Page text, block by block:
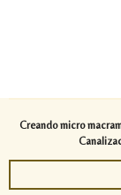
Creando micro